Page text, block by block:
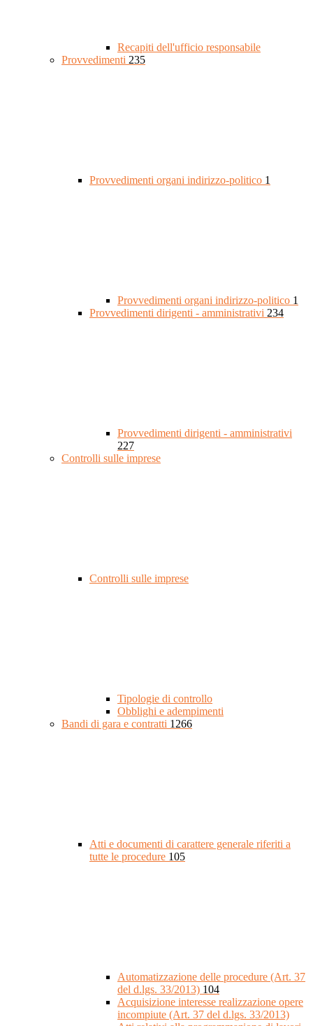
Recapiti dell'ufficio responsabile
Provvedimenti 235
Provvedimenti organi indirizzo-politico 1
Provvedimenti organi indirizzo-politico 1
Provvedimenti dirigenti - amministrativi 234
Provvedimenti dirigenti - amministrativi
227
Controlli sulle imprese
Controlli sulle imprese
Tipologie di controllo
Obblighi e adempimenti
Bandi di gara e contratti 1266
Atti e documenti di carattere generale riferiti a
tutte le procedure 105
Automatizzazione delle procedure (Art. 37
del d.lgs. 33/2013) 104
Acquisizione interesse realizzazione opere
incompiute (Art. 37 del d.lgs. 33/2013)